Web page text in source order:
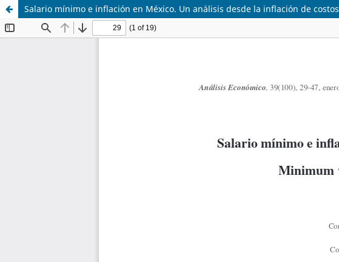
Salario mínimo e inflación en México. Un análisis desde la inflación de costos